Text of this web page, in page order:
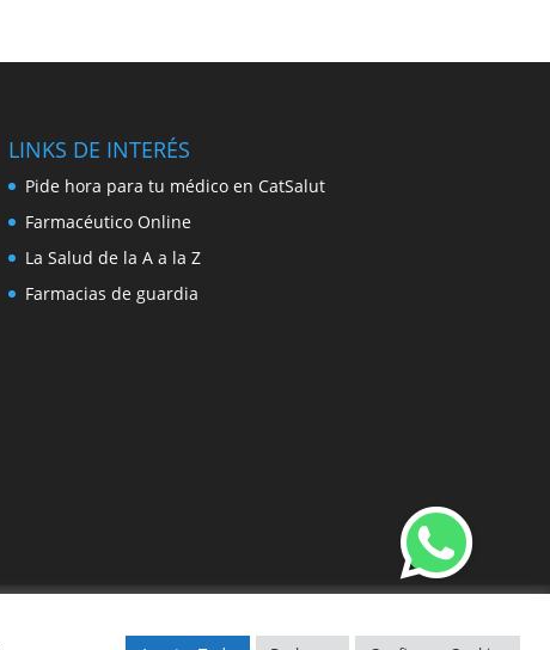
LINKS DE INTERÉS
Pide hora para tu médico en CatSalut
Farmacéutico Online
La Salud de la A a la Z
Farmacias de guardia